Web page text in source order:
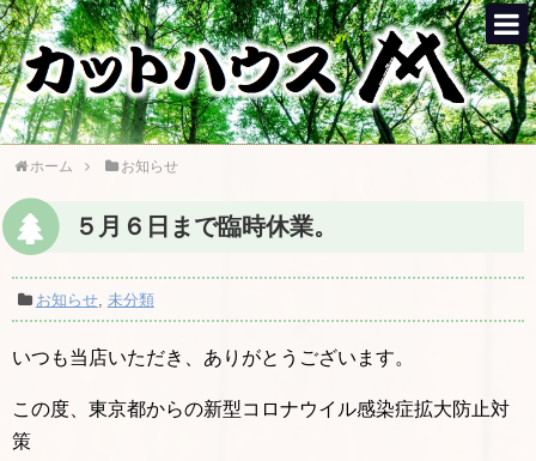
ホーム お知らせ
５月６日まで臨時休業。
お知らせ, 未分類
いつも当店いただき、ありがとうございます。
この度、東京都からの新型コロナウイル感染症拡大防止対
策